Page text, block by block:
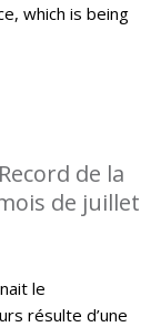
which is being
de la
de juillet
le
résulte d’une